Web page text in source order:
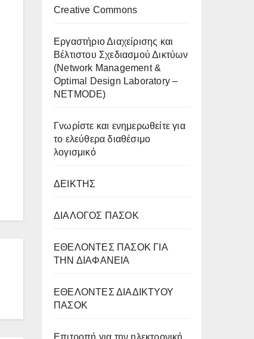
Creative Commons
Eργαστήριο Διαχείρισης και
Βέλτιστου Σχεδιασμού Δικτύων
(Network Management &
Optimal Design Laboratory –
NETMODE)
Γνωρίστε και ενημερωθείτε για
το ελεύθερα διαθέσιμο
λογισμικό
ΔΕΙΚΤΗΣ
ΔΙΑΛΟΓΟΣ ΠΑΣΟΚ
ΕΘΕΛΟΝΤΕΣ ΠΑΣΟΚ ΓΙΑ
ΤΗΝ ΔΙΑΦΑΝΕΙΑ
ΕΘΕΛΟΝΤΕΣ ΔΙΑΔΙΚΤΥΟΥ
ΠΑΣΟΚ